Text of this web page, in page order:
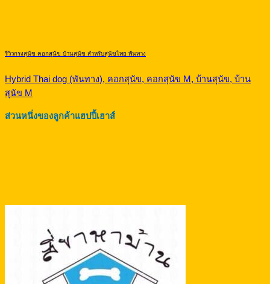
รีวิวกรงสุนัข คอกสุนัข บ้านสุนัข สำหรับสุนัขไทย พันทาง
Hybrid Thai dog (พันทาง), คอกสุนัข, คอกสุนัข M, บ้านสุนัข, บ้าน
สุนัข M
ส่วนหนึ่งของลูกค้าแฮปปี้เฮาส์